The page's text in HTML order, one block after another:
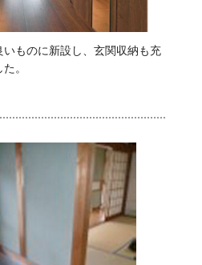
ものに新設し、玄関収納も充
。